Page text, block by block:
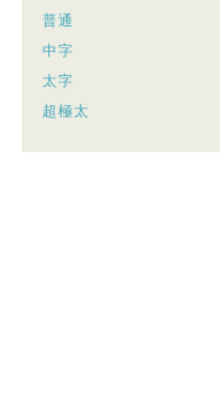
普通
中字
太字
超極太